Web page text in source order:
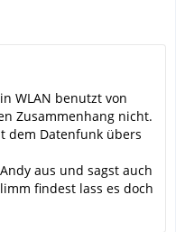
WLAN benutzt von
Zusammenhang nicht.
dem Datenfunk übers
aus und sagst auch
findest lass es doch